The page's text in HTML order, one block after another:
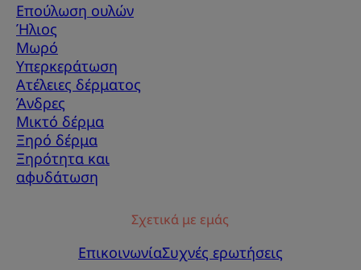
Επούλωση ουλών
Ήλιος
Μωρό
Υπερκεράτωση
Ατέλειες δέρματος
Άνδρες
Μικτό δέρμα
Ξηρό δέρμα
Ξηρότητα και
αφυδάτωση
Σχετικά με εμάς
ΕπικοινωνίαΣυχνές ερωτήσεις